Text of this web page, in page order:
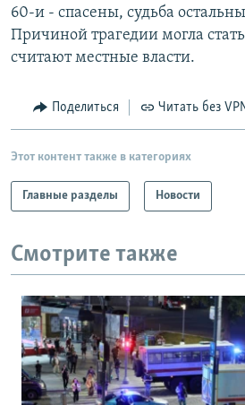
СОЦИАЛЬНЫЕ СЕТИ
60-и - спасены, судьба
Причиной трагедии могла
считают местные власти.
Поделиться Читать без
Этот контент также в категориях
Главные разделы Новости
Смотрите также